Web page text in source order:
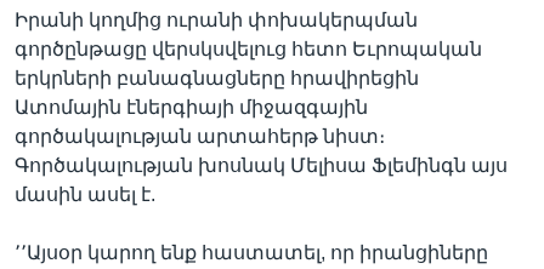
ԿԱՊ ՄԵԶ ՀԵՏ
ՀԵՏԵՒԵՔ ՄԵԶ
Լեզուներ
Իրանի կողմից ուրանի փոխակերպման
գործընթացը վերսկսվելուց հետո Եւրոպական
երկրների բանագնացները հրավիրեցին
Ատոմային էներգիայի միջազգային
գործակալության արտահերթ նիստ։
Գործակալության խոսնակ Մելիսա Ֆլեմինգն այս
մասին ասել է.
՚՚Այսօր կարող ենք հաստատել, որ իրանցիները